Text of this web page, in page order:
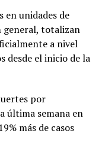
unidades de
general, totalizan
a nivel
desde el inicio de la
por
última semana en
más de casos